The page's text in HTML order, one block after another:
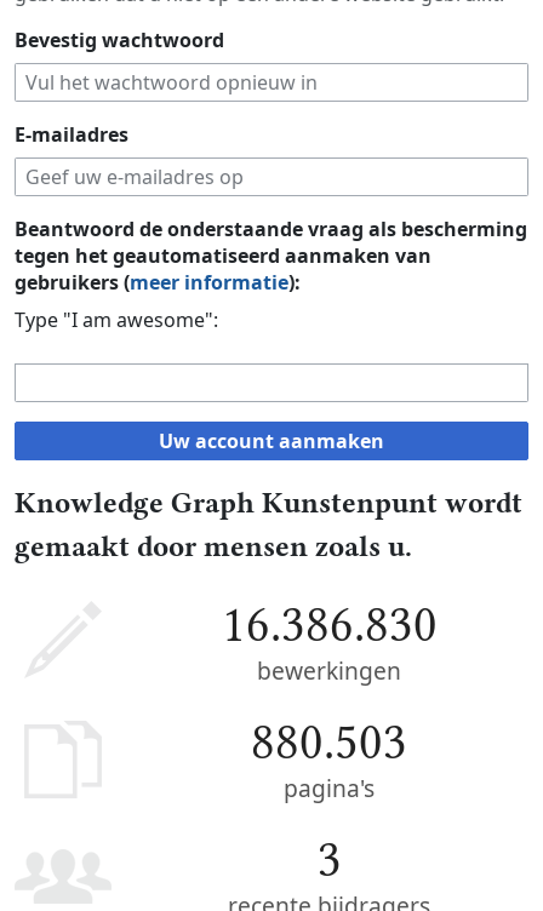
Bevestig wachtwoord
E-mailadres
Beantwoord de onderstaande vraag als bescherming
tegen het geautomatiseerd aanmaken van
gebruikers (meer informatie):
Type "I am awesome":
Uw account aanmaken
Knowledge Graph Kunstenpunt wordt
gemaakt door mensen zoals u.
16.386.830
bewerkingen
880.503
pagina's
3